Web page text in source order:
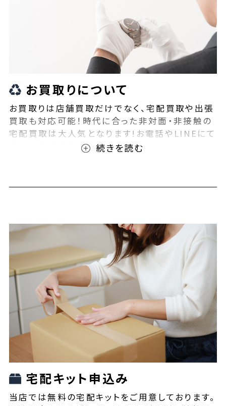
お買取りについて
お買取りは店舗買取だけでなく、宅配買取や出張
買取も対応可能！時代に合った非対面・非接触の
宅配買取は大人気となります!お電話やLINEにて
事前査定が可能となっております！また無料の宅
宅配キット申込み
当店では無料の宅配キットをご用意しております。